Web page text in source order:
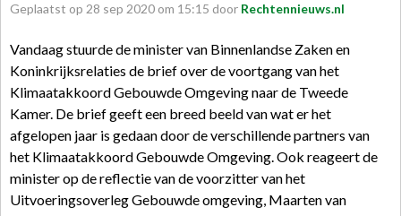
Geplaatst op 28 sep 2020 om 15:15 door Rechtennieuws.nl
Vandaag stuurde de minister van Binnenlandse Zaken en
Koninkrijksrelaties de brief over de voortgang van het
Klimaatakkoord Gebouwde Omgeving naar de Tweede
Kamer. De brief geeft een breed beeld van wat er het
afgelopen jaar is gedaan door de verschillende partners van
het Klimaatakkoord Gebouwde Omgeving. Ook reageert de
minister op de reflectie van de voorzitter van het
Uitvoeringsoverleg Gebouwde omgeving, Maarten van